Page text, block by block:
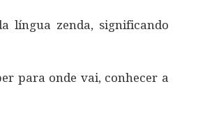
língua zenda, significando
para onde vai, conhecer a